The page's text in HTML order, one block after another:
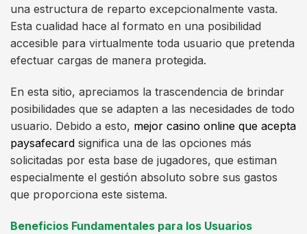
una estructura de reparto excepcionalmente vasta.
Esta cualidad hace al formato en una posibilidad
accesible para virtualmente toda usuario que pretenda
efectuar cargas de manera protegida.
En esta sitio, apreciamos la trascendencia de brindar
posibilidades que se adapten a las necesidades de todo
usuario. Debido a esto, mejor casino online que acepta
paysafecard significa una de las opciones más
solicitadas por esta base de jugadores, que estiman
especialmente el gestión absoluto sobre sus gastos
que proporciona este sistema.
Beneficios Fundamentales para los Usuarios